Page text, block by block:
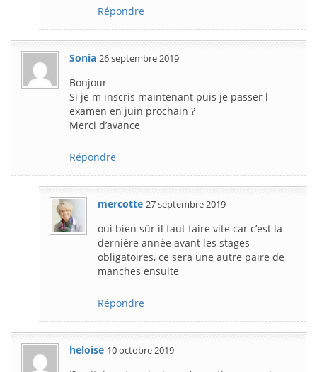
Répondre
Sonia 26 septembre 2019
Bonjour
Si je m inscris maintenant puis je passer l
examen en juin prochain ?
Merci d’avance
Répondre
mercotte 27 septembre 2019
oui bien sûr il faut faire vite car c’est la
dernière année avant les stages
obligatoires, ce sera une autre paire de
manches ensuite
Répondre
heloise 10 octobre 2019